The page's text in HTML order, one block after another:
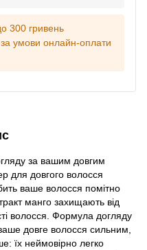
300 гривень
умови онлайн-оплати
за вашим довгим
для довгого волосся
ваше волосся помітно
манго захищають від
волосся. Формула догляду
довге волосся сильним,
їх неймовірно легко